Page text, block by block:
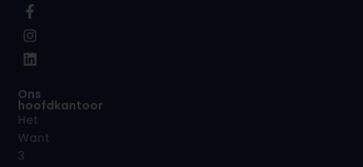
Ons
hoofdkantoor
Het
Want
3